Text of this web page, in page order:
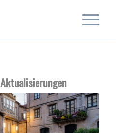
Aktualisierungen